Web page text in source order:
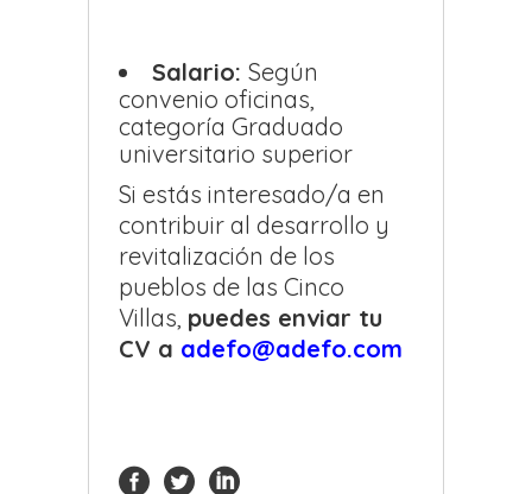
Salario: Según
convenio oficinas,
categoría Graduado
universitario superior
Si estás interesado/a en
contribuir al desarrollo y
revitalización de los
pueblos de las Cinco
Villas, puedes enviar tu
CV a adefo@adefo.com